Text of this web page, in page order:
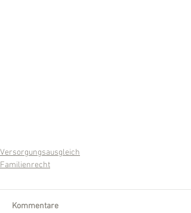
Versorgungsausgleich
Familienrecht
Kommentare